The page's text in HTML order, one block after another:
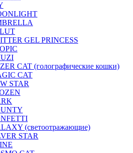
GEL PRINCESS
CAT (голографические кошки)
CAT
STAR
(светоотражающие)
STAR